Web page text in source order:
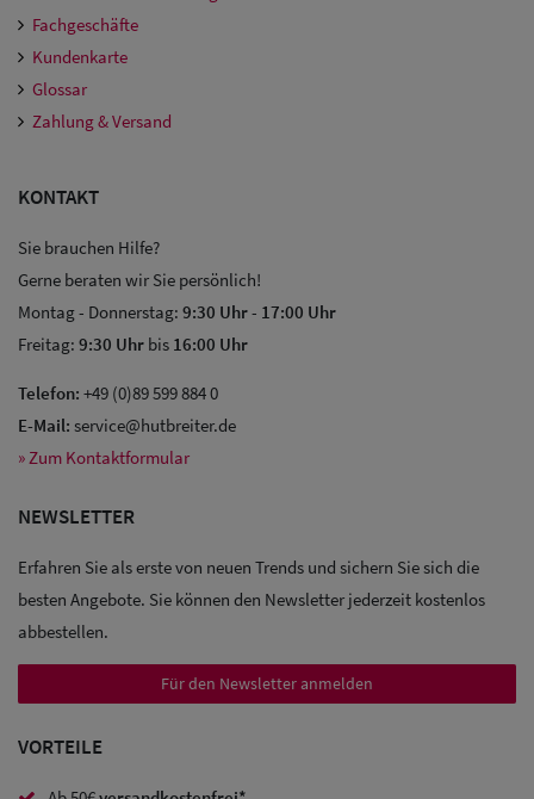
Damen Caps
Damen
Baseball Caps
Damen UV-
Schutz Caps
Bandana Caps
Damen
Sonnenschilder
& Visoren
Damen
Snapback Caps
Fachgeschäfte
Kundenkarte
Glossar
Zahlung & Versand
KONTAKT
Sie brauchen Hilfe?
Gerne beraten wir Sie persönlich!
Montag - Donnerstag: 9:30 Uhr- 17:00 Uhr
Freitag: 9:30 Uhr bis 16:00 Uhr
Telefon: +49 (0)89 599 884 0
E-Mail: service@hutbreiter.de
» Zum Kontaktformular
NEWSLETTER
Erfahren Sie als erste von neuen Trends und sichern Sie sich die
besten Angebote. Sie können den Newsletter jederzeit kostenlos
abbestellen.
Für den Newsletter anmelden
VORTEILE